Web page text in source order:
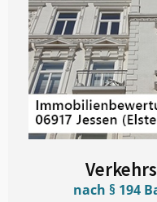
nach § 194